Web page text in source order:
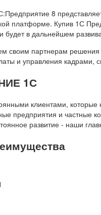
8
платформе. Купив 1С
будет в дальнейшем
своим партнерам решения
и управления
1С
клиентами, которые
предприятия и частные
развитие - наши